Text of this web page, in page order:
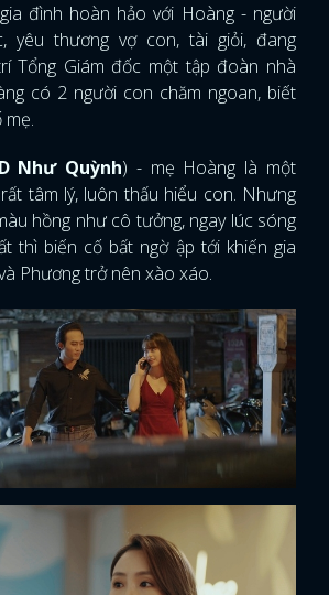
đình hoàn hảo với Hoàng - người
yêu thương vợ con, tài giỏi, đang
Tổng Giám đốc một tập đoàn nhà
có 2 người con chăm ngoan, biết
Như Quỳnh) - mẹ Hoàng là một
tâm lý, luôn thấu hiểu con. Nhưng
hồng như cô tưởng, ngay lúc sóng
thì biến cố bất ngờ ập tới khiến gia
Phương trở nên xào xáo.